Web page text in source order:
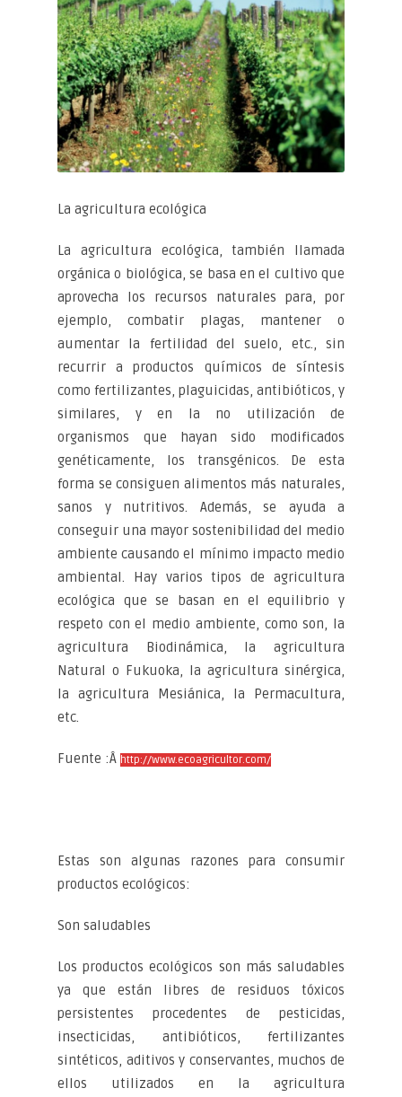
La agricultura ecológica
La agricultura ecológica, también llamada
orgánica o biológica, se basa en el cultivo que
aprovecha los recursos naturales para, por
ejemplo, combatir plagas, mantener o
aumentar la fertilidad del suelo, etc., sin
recurrir a productos químicos de síntesis
como fertilizantes, plaguicidas, antibióticos, y
similares, y en la no utilización de
organismos que hayan sido modificados
genéticamente, los transgénicos. De esta
forma se consiguen alimentos más naturales,
sanos y nutritivos. Además, se ayuda a
conseguir una mayor sostenibilidad del medio
ambiente causando el mínimo impacto medio
ambiental. Hay varios tipos de agricultura
ecológica que se basan en el equilibrio y
respeto con el medio ambiente, como son, la
agricultura Biodinámica, la agricultura
Natural o Fukuoka, la agricultura sinérgica,
la agricultura Mesiánica, la Permacultura,
etc.
Fuente :Â http://www.ecoagricultor.com/
Estas son algunas razones para consumir
productos ecológicos:
Son saludables
Los productos ecológicos son más saludables
ya que están libres de residuos tóxicos
persistentes procedentes de pesticidas,
insecticidas, antibióticos, fertilizantes
sintéticos, aditivos y conservantes, muchos de
ellos utilizados en la agricultura